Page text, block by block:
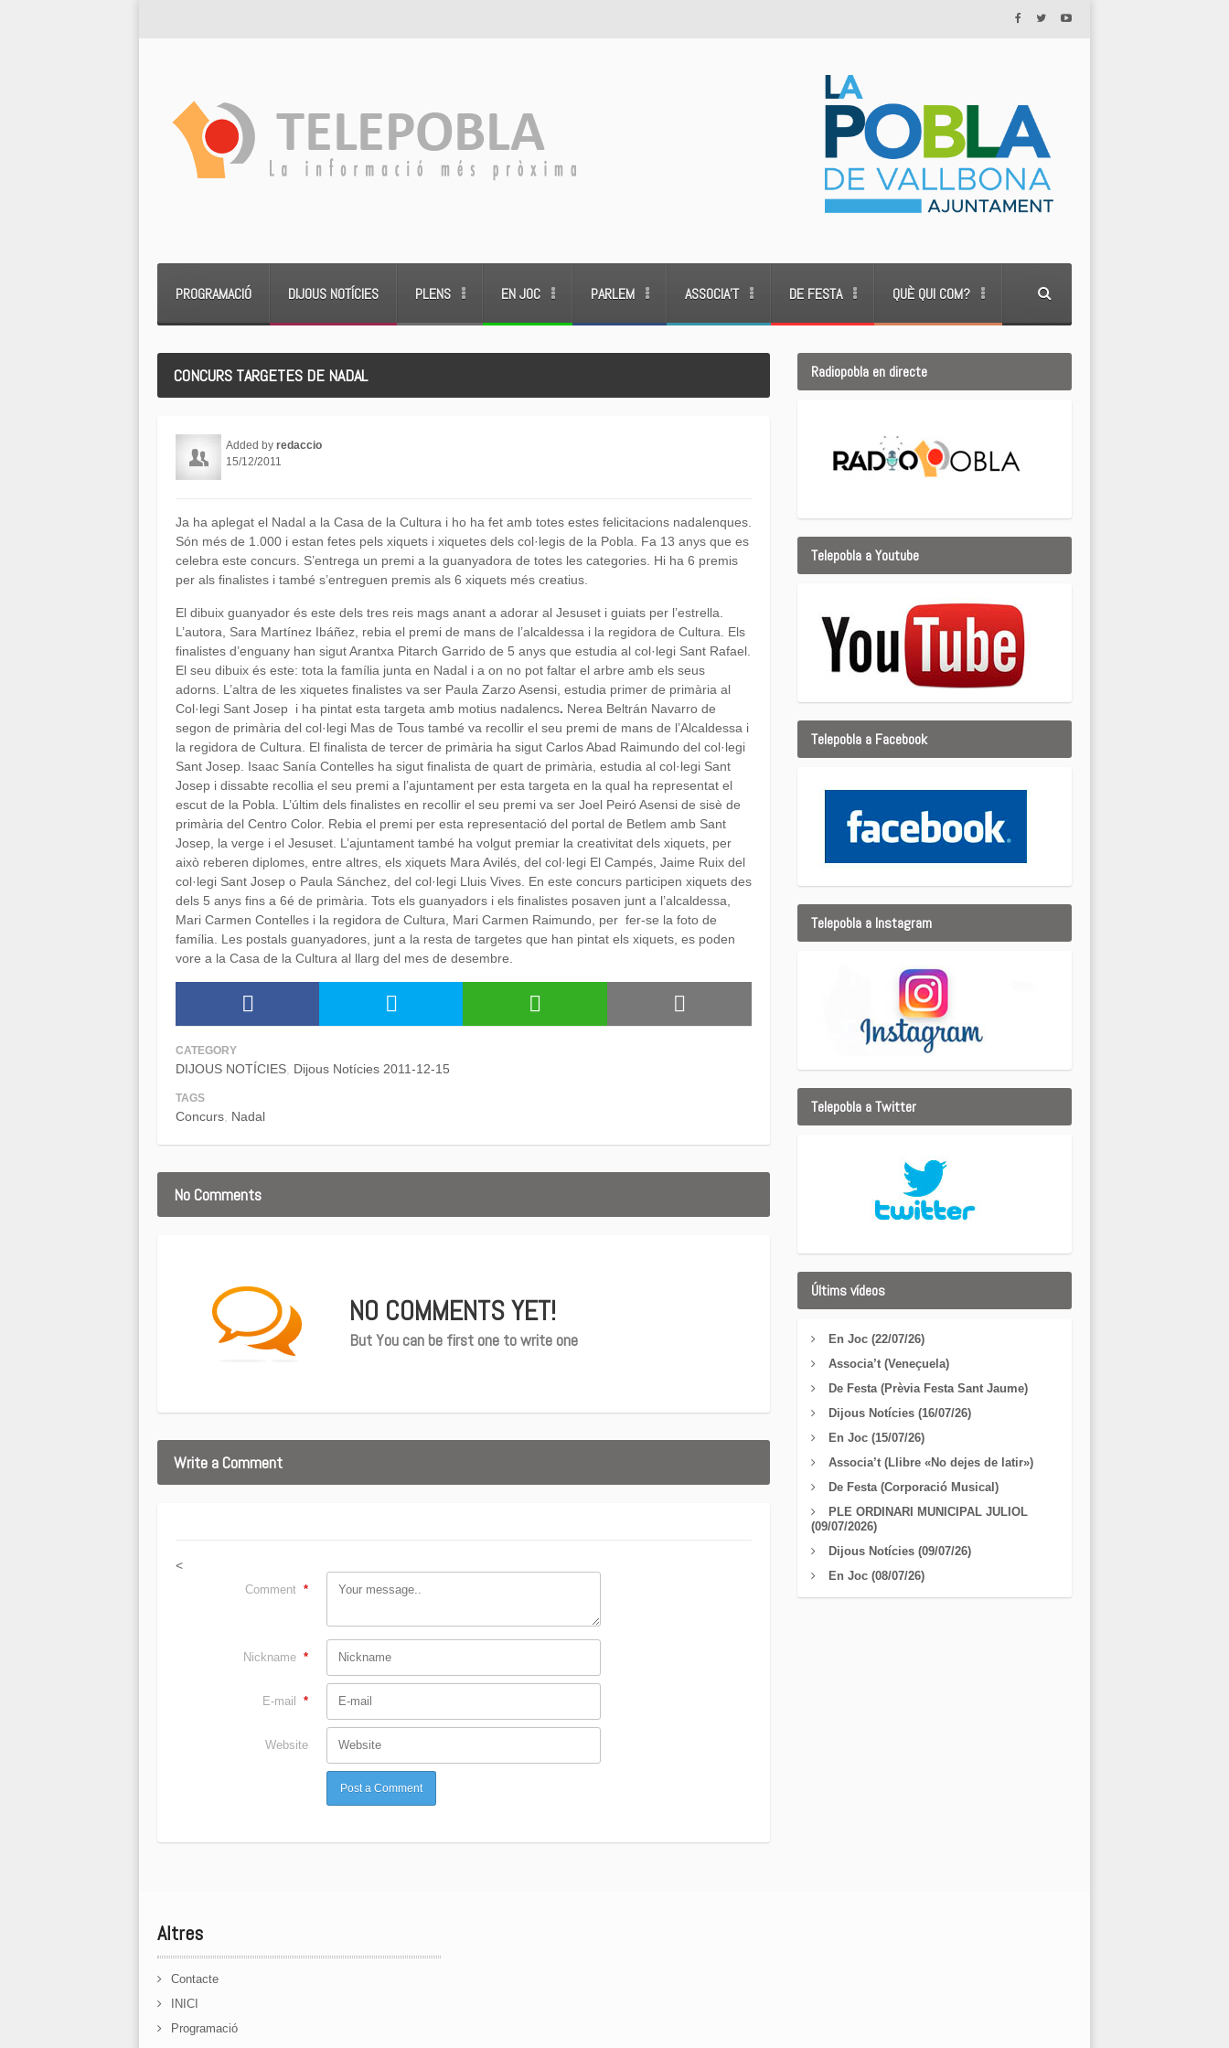
PROGRAMACIÓ DIJOUS NOTÍCIES PLENS EN JOC PARLEM ASSOCIA’T DE FESTA QUÈ QUI COM?
CONCURS TARGETES DE NADAL
Added by redaccio
15/12/2011
Ja ha aplegat el Nadal a la Casa de la Cultura i ho ha fet amb totes estes felicitacions nadalenques.
Són més de 1.000 i estan fetes pels xiquets i xiquetes dels col·legis de la Pobla. Fa 13 anys que es
celebra este concurs. S’entrega un premi a la guanyadora de totes les categories. Hi ha 6 premis
per als finalistes i també s’entreguen premis als 6 xiquets més creatius.
El dibuix guanyador és este dels tres reis mags anant a adorar al Jesuset i guiats per l’estrella.
L’autora, Sara Martínez Ibáñez, rebia el premi de mans de l’alcaldessa i la regidora de Cultura. Els
finalistes d’enguany han sigut Arantxa Pitarch Garrido de 5 anys que estudia al col·legi Sant Rafael.
El seu dibuix és este: tota la família junta en Nadal i a on no pot faltar el arbre amb els seus
adorns. L’altra de les xiquetes finalistes va ser Paula Zarzo Asensi, estudia primer de primària al
Col·legi Sant Josep i ha pintat esta targeta amb motius nadalencs. Nerea Beltrán Navarro de
segon de primària del col·legi Mas de Tous també va recollir el seu premi de mans de l’Alcaldessa i
la regidora de Cultura. El finalista de tercer de primària ha sigut Carlos Abad Raimundo del col·legi
Sant Josep. Isaac Sanía Contelles ha sigut finalista de quart de primària, estudia al col·legi Sant
Josep i dissabte recollia el seu premi a l’ajuntament per esta targeta en la qual ha representat el
escut de la Pobla. L’últim dels finalistes en recollir el seu premi va ser Joel Peiró Asensi de sisè de
primària del Centro Color. Rebia el premi per esta representació del portal de Betlem amb Sant
Josep, la verge i el Jesuset. L’ajuntament també ha volgut premiar la creativitat dels xiquets, per
això reberen diplomes, entre altres, els xiquets Mara Avilés, del col·legi El Campés, Jaime Ruix del
col·legi Sant Josep o Paula Sánchez, del col·legi Lluis Vives. En este concurs participen xiquets des
dels 5 anys fins a 6é de primària. Tots els guanyadors i els finalistes posaven junt a l’alcaldessa,
Mari Carmen Contelles i la regidora de Cultura, Mari Carmen Raimundo, per fer-se la foto de
família. Les postals guanyadores, junt a la resta de targetes que han pintat els xiquets, es poden
vore a la Casa de la Cultura al llarg del mes de desembre.
CATEGORY
DIJOUS NOTÍCIES Dijous Notícies 2011-12-15
TAGS
Concurs Nadal
No Comments
NO COMMENTS YET!
But You can be first one to write one
Write a Comment
<
Comment *
Nickname *
E-mail *
Website
Radiopobla en directe
Telepobla a Youtube
Telepobla a Facebook
Telepobla a Instagram
Telepobla a Twitter
Últims vídeos
En Joc (22/07/26)
Associa’t (Veneçuela)
De Festa (Prèvia Festa Sant Jaume)
Dijous Notícies (16/07/26)
En Joc (15/07/26)
Associa’t (Llibre «No dejes de latir»)
De Festa (Corporació Musical)
PLE ORDINARI MUNICIPAL JULIOL
(09/07/2026)
Dijous Notícies (09/07/26)
En Joc (08/07/26)
Altres
Contacte
INICI
Programació